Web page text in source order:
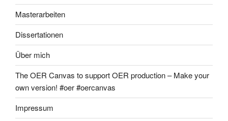
Masterarbeiten
Dissertationen
Über mich
The OER Canvas to support OER production – Make your
own version! #oer #oercanvas
Impressum